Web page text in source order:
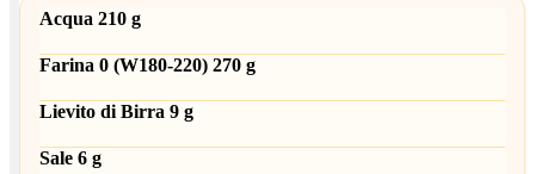
Acqua 210 g
Farina 0 (W180-220) 270 g
Lievito di Birra 9 g
Sale 6 g